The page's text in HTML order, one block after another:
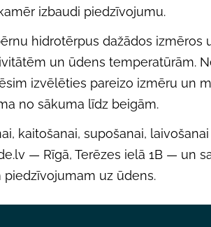
E
G
O
R
I
izbaudi piedzīvojumu.
hidrotērpus dažādos izmēros
un ūdens temperatūrām.
izvēlēties pareizo izmēru un
no sākuma līdz beigām.
kaitošanai, supošanai,
— Rīgā, Terēzes ielā 1B — un
piedzīvojumam uz ūdens.